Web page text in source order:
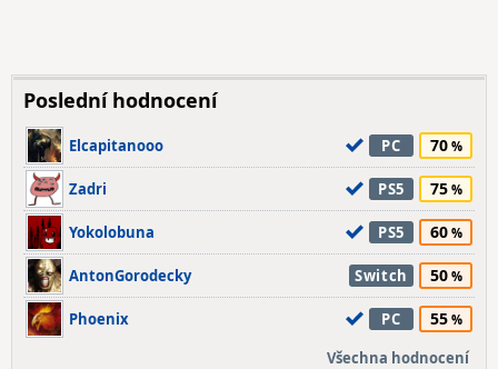
Poslední hodnocení
Elcapitanooo PC 70
Zadri PS5 75
Yokolobuna PS5 60
AntonGorodecky Switch 50
Phoenix PC 55
Všechna hodnocení